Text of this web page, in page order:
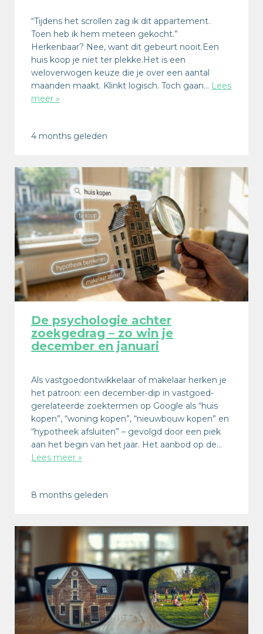
“Tijdens het scrollen zag ik dit appartement.
Toen heb ik hem meteen gekocht.”
Herkenbaar? Nee, want dit gebeurt nooit.Een
huis koop je niet ter plekke.Het is een
weloverwogen keuze die je over een aantal
maanden maakt. Klinkt logisch. Toch gaan… Lees
meer »
4 months geleden
De psychologie achter
zoekgedrag – zo win je
december en januari
Als vastgoedontwikkelaar of makelaar herken je
het patroon: een december-dip in vastgoed-
gerelateerde zoektermen op Google als “huis
kopen”, “woning kopen”, “nieuwbouw kopen” en
“hypotheek afsluiten” – gevolgd door een piek
aan het begin van het jaar. Het aanbod op de…
Lees meer »
8 months geleden